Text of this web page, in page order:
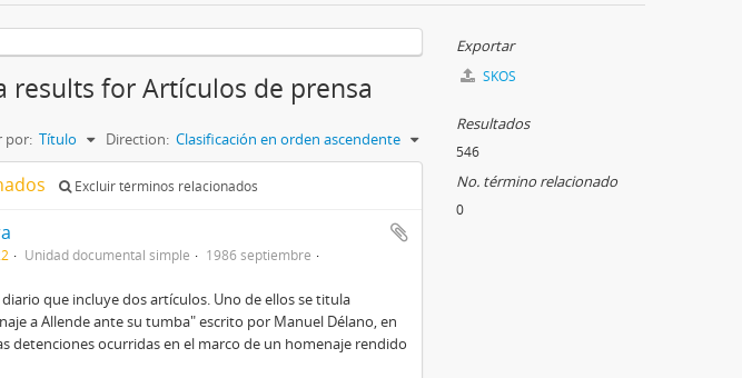
results for Artículos de prensa
por: Título Direction: Clasificación en orden ascendente
Excluir términos relacionados
Unidad documental simple
1986 septiembre
que incluye dos artículos. Uno de ellos se titula
a Allende ante su tumba" escrito por Manuel Délano, en
detenciones ocurridas en el marco de un homenaje rendido
Exportar
SKOS
Resultados
546
No. término relacionado
0